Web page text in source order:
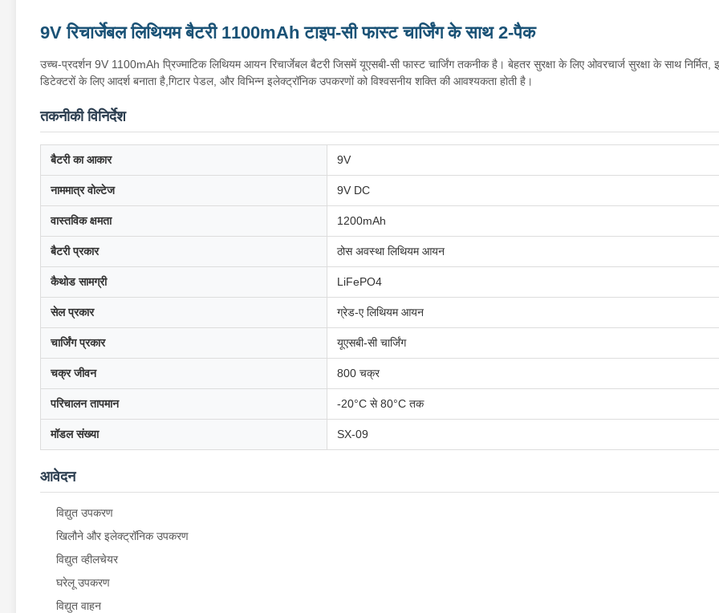
9V रिचार्जेबल लिथियम बैटरी 1100mAh टाइप-सी फास्ट चार्जिंग के साथ 2-पैक
उच्च-प्रदर्शन 9V 1100mAh प्रिज्माटिक लिथियम आयन रिचार्जेबल बैटरी जिसमें यूएसबी-सी फास्ट चार्जिंग तकनीक है। बेहतर सुरक्षा के लिए ओवरचार्ज सुरक्षा के साथ
डिटेक्टरों के लिए आदर्श बनाता है,गिटार पेडल, और विभिन्न इलेक्ट्रॉनिक उपकरणों को विश्वसनीय शक्ति की आवश्यकता होती है।
तकनीकी विनिर्देश
बैटरी का आकार 9V
नाममात्र वोल्टेज 9V DC
वास्तविक क्षमता 1200mAh
बैटरी प्रकार ठोस अवस्था लिथियम आयन
कैथोड सामग्री LiFePO4
सेल प्रकार ग्रेड-ए लिथियम आयन
चार्जिंग प्रकार यूएसबी-सी चार्जिंग
चक्र जीवन 800 चक्र
परिचालन तापमान -20°C से 80°C तक
मॉडल संख्या SX-09
आवेदन
विद्युत उपकरण
खिलौने और इलेक्ट्रॉनिक उपकरण
विद्युत व्हीलचेयर
घरेलू उपकरण
विद्युत वाहन